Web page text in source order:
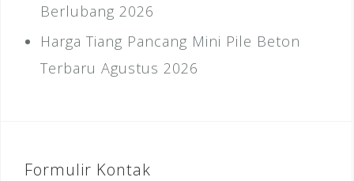
Berlubang 2026
Harga Tiang Pancang Mini Pile Beton
Terbaru Agustus 2026
Formulir Kontak